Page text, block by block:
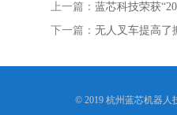
上一篇： 蓝芯科技荣获
下一篇： 无人叉车提高了
© 2019 杭州蓝芯机器人